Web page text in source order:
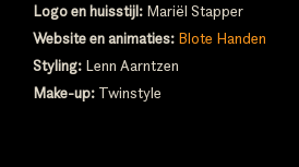
Logo en huisstijl: Mariël Stapper
Website en animaties: Blote Handen
Styling: Lenn Aarntzen
Make-up: Twinstyle